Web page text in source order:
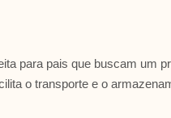
para pais que buscam um
o transporte e o